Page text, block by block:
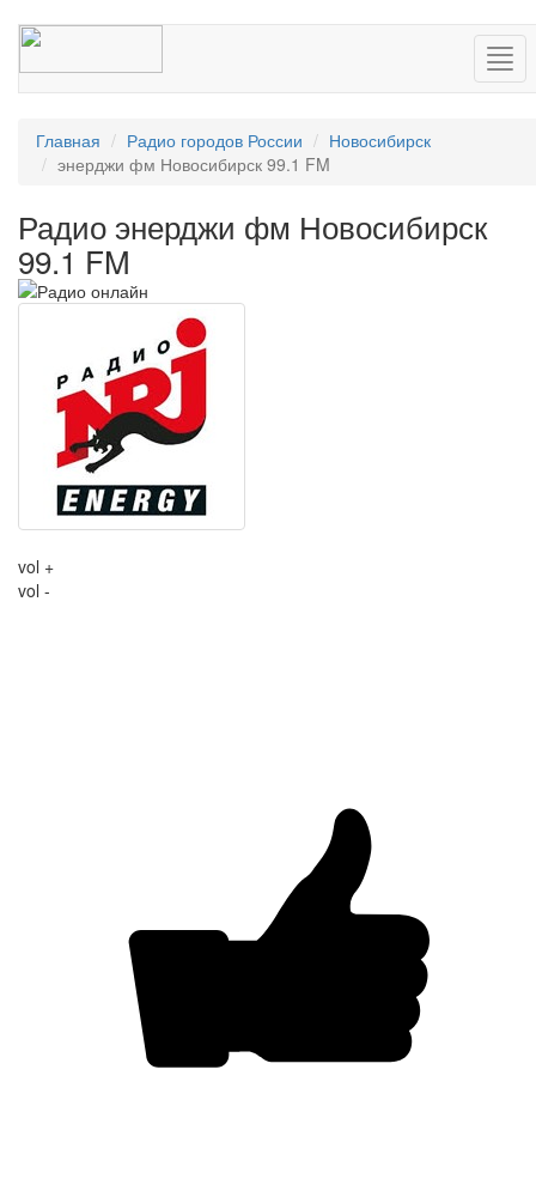
Главная Радио городов России
Новосибирск
энерджи фм Новосибирск 99.1 FM
Радио энерджи фм Новосибирск
99.1 FM
vol +
vol -